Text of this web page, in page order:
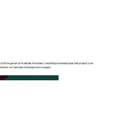
te geven of in details te treden. Vertel bijvoorbeeld waar het project over
om een beschrijving toe te voegen.